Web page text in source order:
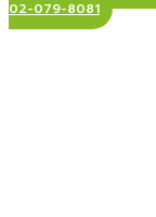
02-079-8081